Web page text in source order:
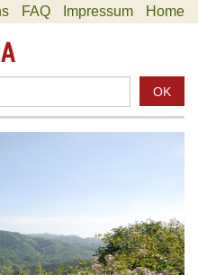
FAQ Impressum Home
OK